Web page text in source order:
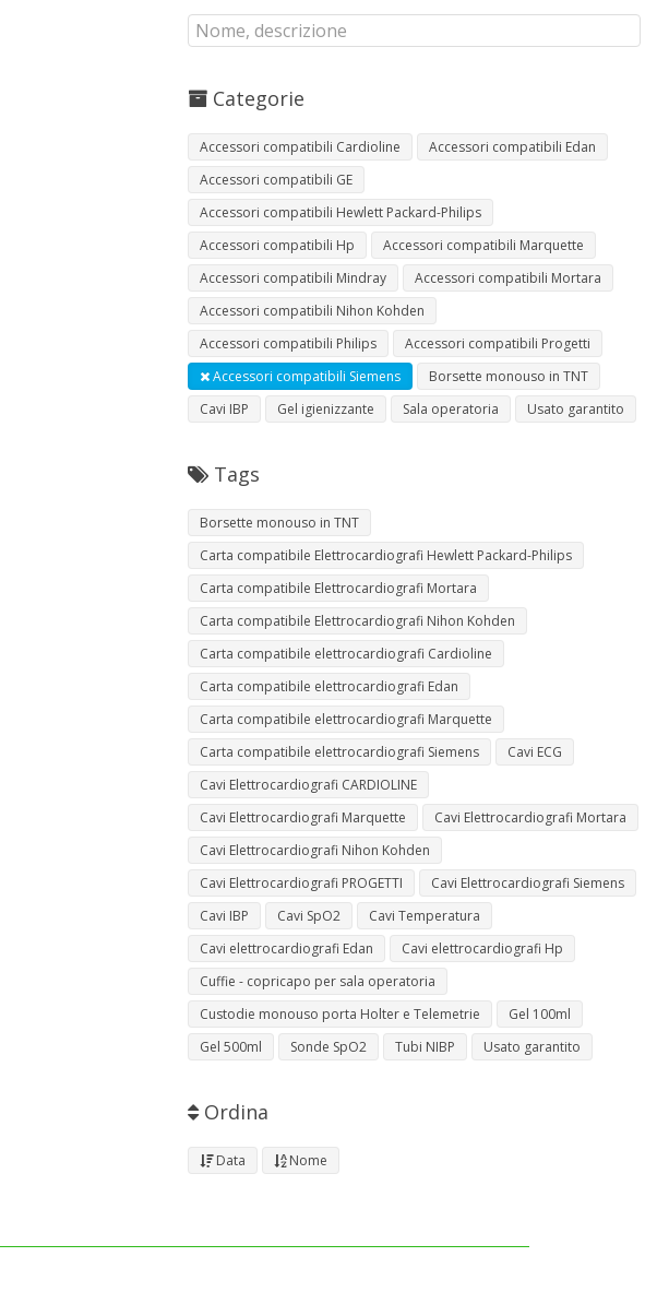
Categorie
Accessori compatibili Cardioline
Accessori compatibili Edan
Accessori compatibili GE
Accessori compatibili Hewlett Packard-Philips
Accessori compatibili Hp
Accessori compatibili Marquette
Accessori compatibili Mindray
Accessori compatibili Mortara
Accessori compatibili Nihon Kohden
Accessori compatibili Philips
Accessori compatibili Progetti
Accessori compatibili Siemens
Borsette monouso in TNT
Cavi IBP
Gel igienizzante Sala operatoria Usato garantito
Tags
Borsette monouso in TNT
Carta compatibile Elettrocardiografi Hewlett Packard-Philips
Carta compatibile Elettrocardiografi Mortara
Carta compatibile Elettrocardiografi Nihon Kohden
Carta compatibile elettrocardiografi Cardioline
Carta compatibile elettrocardiografi Edan
Carta compatibile elettrocardiografi Marquette
Carta compatibile elettrocardiografi Siemens
Cavi ECG
Cavi Elettrocardiografi CARDIOLINE
Cavi Elettrocardiografi Marquette
Cavi Elettrocardiografi Mortara
Cavi Elettrocardiografi Nihon Kohden
Cavi Elettrocardiografi PROGETTI
Cavi Elettrocardiografi Siemens
Cavi IBP
Cavi SpO2
Cavi Temperatura
Cavi elettrocardiografi Edan
Cavi elettrocardiografi Hp
Cuffie - copricapo per sala operatoria
Custodie monouso porta Holter e Telemetrie
Gel 100ml
Gel 500ml
Sonde SpO2 Tubi NIBP Usato garantito
Ordina
Data Nome